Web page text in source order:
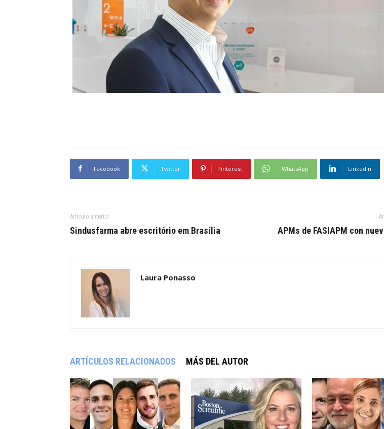
Facebook Twitter Pinterest WhatsApp Linkedin
Artículo anterior
Sindusfarma abre escritório em Brasília APMs de FASIAPM con
Laura Ponasso
ARTÍCULOS RELACIONADOS MÁS DEL AUTOR